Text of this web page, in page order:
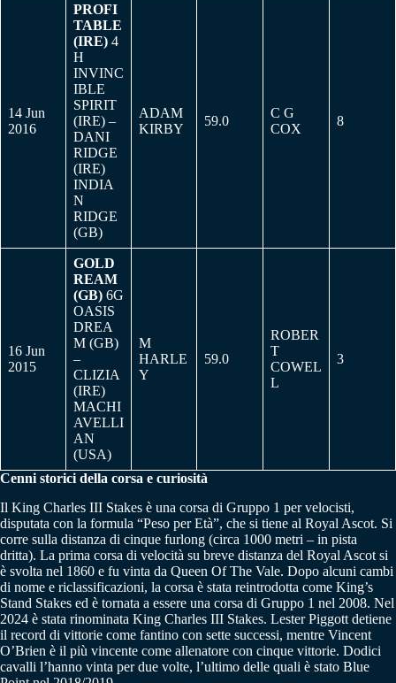
14 Jun
2016
PROFI
TABLE
(IRE) 4
H
INVINC
IBLE
SPIRIT
(IRE) –
DANI
RIDGE
(IRE)
INDIA
N
RIDGE
(GB)
ADAM
KIRBY
59.0
C G
COX
8
16 Jun
2015
GOLD
REAM
(GB) 6G
OASIS
DREA
M (GB)
–
CLIZIA
(IRE)
MACHI
AVELLI
AN
(USA)
M
HARLE
Y
59.0
ROBER
T
COWEL
L
3
Cenni storici della corsa e curiosità
Il King Charles III Stakes è una corsa di Gruppo 1 per velocisti,
disputata con la formula “Peso per Età”, che si tiene al Royal Ascot. Si
corre sulla distanza di cinque furlong (circa 1000 metri – in pista
dritta). La prima corsa di velocità su breve distanza del Royal Ascot si
è svolta nel 1860 e fu vinta da Queen Of The Vale. Dopo alcuni cambi
di nome e riclassificazioni, la corsa è stata reintrodotta come King’s
Stand Stakes ed è tornata a essere una corsa di Gruppo 1 nel 2008. Nel
2024 è stata rinominata King Charles III Stakes. Lester Piggott detiene
il record di vittorie come fantino con sette successi, mentre Vincent
O’Brien è il più vincente come allenatore con cinque vittorie. Dodici
cavalli l’hanno vinta per due volte, l’ultimo delle quali è stato Blue